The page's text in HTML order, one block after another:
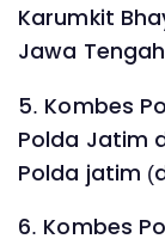
Karumkit
Jawa Tengah
5. Kombes
Polda Jatim
Polda jatim
6. Kombes